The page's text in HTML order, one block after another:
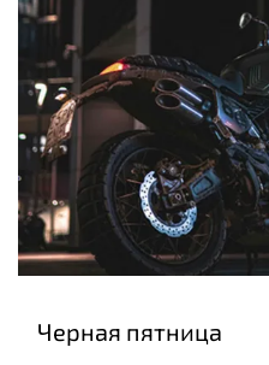
Черная пятница